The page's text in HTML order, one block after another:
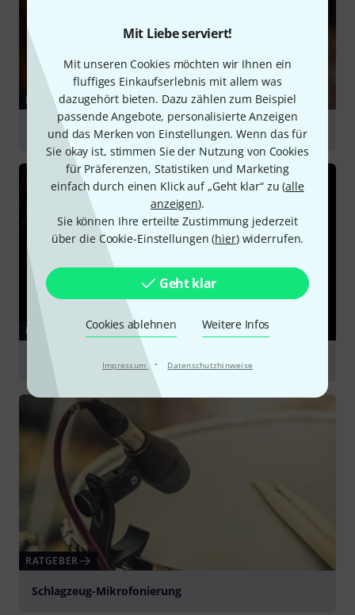
Mit Liebe serviert!
Mit unseren Cookies möchten wir Ihnen ein
fluffiges Einkaufserlebnis mit allem was
dazugehört bieten. Dazu zählen zum Beispiel
passende Angebote, personalisierte Anzeigen
und das Merken von Einstellungen. Wenn das für
Sie okay ist, stimmen Sie der Nutzung von Cookies
für Präferenzen, Statistiken und Marketing
einfach durch einen Klick auf „Geht klar“ zu (alle
anzeigen).
Sie können Ihre erteilte Zustimmung jederzeit
über die Cookie-Einstellungen (hier) widerrufen.
Geht klar
Cookies ablehnen Weitere Infos
Impressum · Datenschutzhinweise
RATGEBER
Kabel
RATGEBER
Mikrofonzubehör
RATGEBER
Schlagzeug-Mikrofonierung